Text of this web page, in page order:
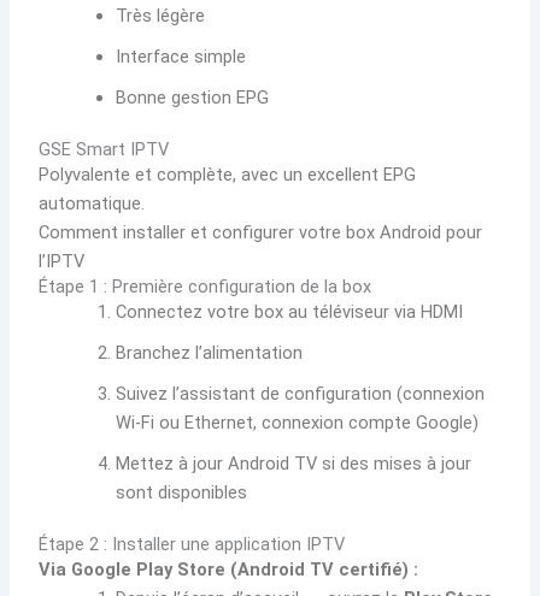
Très légère
Interface simple
Bonne gestion EPG
GSE Smart IPTV
Polyvalente et complète, avec un excellent EPG
automatique.
Comment installer et configurer votre box Android pour
l’IPTV
Étape 1 : Première configuration de la box
Connectez votre box au téléviseur via HDMI
Branchez l’alimentation
Suivez l’assistant de configuration (connexion
Wi-Fi ou Ethernet, connexion compte Google)
Mettez à jour Android TV si des mises à jour
sont disponibles
Étape 2 : Installer une application IPTV
Via Google Play Store (Android TV certifié) :